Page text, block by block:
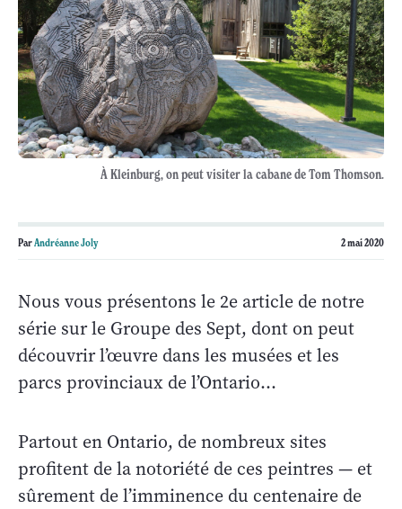
À Kleinburg, on peut visiter la cabane de Tom Thomson.
ParAndréanne Joly 2 mai 2020
Nous vous présentons le 2e article de notre
série sur le Groupe des Sept, dont on peut
découvrir l’œuvre dans les musées et les
parcs provinciaux de l’Ontario…
Partout en Ontario, de nombreux sites
profitent de la notoriété de ces peintres — et
sûrement de l’imminence du centenaire de